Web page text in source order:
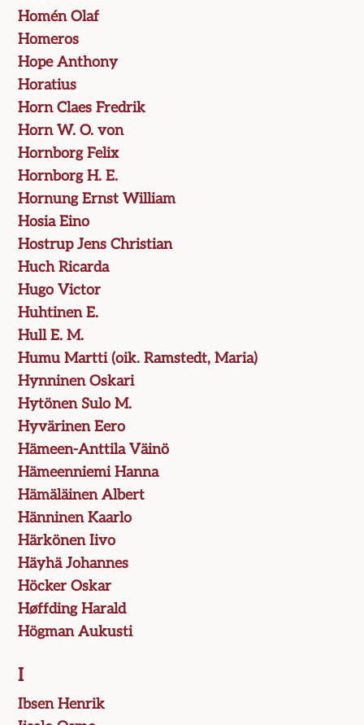
Homén Olaf
Homeros
Hope Anthony
Horatius
Horn Claes Fredrik
Horn W. O. von
Hornborg Felix
Hornborg H. E.
Hornung Ernst William
Hosia Eino
Hostrup Jens Christian
Huch Ricarda
Hugo Victor
Huhtinen E.
Hull E. M.
Humu Martti (oik. Ramstedt, Maria)
Hynninen Oskari
Hytönen Sulo M.
Hyvärinen Eero
Hämeen-Anttila Väinö
Hämeenniemi Hanna
Hämäläinen Albert
Hänninen Kaarlo
Härkönen Iivo
Häyhä Johannes
Höcker Oskar
Høffding Harald
Högman Aukusti
I
Ibsen Henrik